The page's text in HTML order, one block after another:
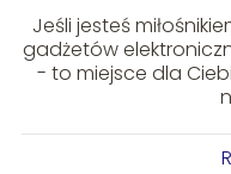
Jeśli jesteś
gadżetów
- to miejsce dla